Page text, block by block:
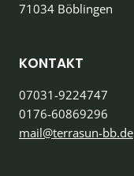
71034 Böblingen
KONTAKT
07031-9224747
0176-60869296
mail@terrasun-bb.de